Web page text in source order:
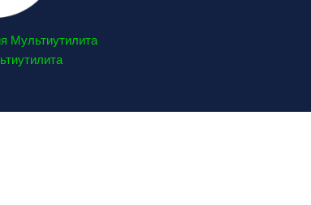
Мультиутилита